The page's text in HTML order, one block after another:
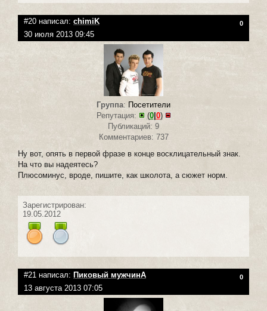
#20 написал: chimiK 0
30 июля 2013 09:45
Группа: Посетители
Репутация:
(0| 0)
Публикаций: 9
Комментариев: 737
Ну вот, опять в первой фразе в конце восклицательный знак.
На что вы надеятесь?
Плюсоминус, вроде, пишите, как школота, а сюжет норм.
Зарегистрирован:
19.05.2012
#21 написал: Пиковый мужчинА 0
13 августа 2013 07:05